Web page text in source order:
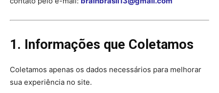
1. Informações que Coletamos
Coletamos apenas os dados necessários para melhorar
sua experiência no site.